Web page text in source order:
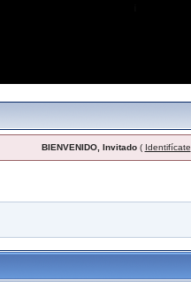
BIENVENIDO, Invitado( Identifícate